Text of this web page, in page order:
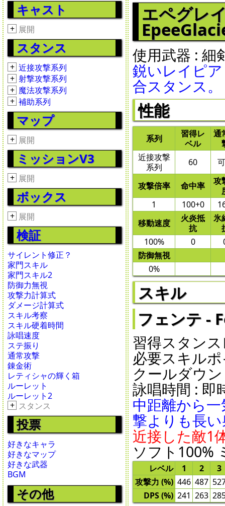
キャスト
+ 展開
スタンス
+ 近接攻撃系列
+ 射撃攻撃系列
+ 魔法攻撃系列
+ 補助系列
マップ
+ 展開
ミッションV3
+ 展開
ボックス
+ 展開
検証
サイレント修正？
家門スキル
家門スキル2
防御力無視
攻撃力計算式
ダメージ計算式
スキル考察
スキル硬着時間
詠唱速度
ステ振り
通常攻撃
錬金術
レティシャの輝く箱
ルーレット
ルーレット2
+ スタンス
投票
好きなキャラ
好きなマップ
好きな武器
BGM
その他
エペグレ
使用武器 : 細
鋭いレイピ
合スタンス。
性能
系列
習得レ
ベル
通
近接攻撃
系列
60
攻撃倍率 命中率
攻
1
100+0
移動速度
火炎抵
抗
氷
100%
0
防御無視
0%
スキル
フェンテ -
習得スタン
必要スキル
クールダウ
詠唱時間 : 即
中距離から
撃よりも長
近接した敵1
ソフト100%
レベル 1 2
3
攻撃力 (%) 446 487
DPS (%) 241 263